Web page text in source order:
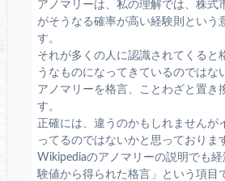
アノマリーは、私の理解では、株式
がそうなる確率が高い経験則という
す。
それが多くの人に認識されてくると
うなものになってきているのではな
アノマリーを格言、ことわざと置き
す。
正確には、違うのかもしれませんが
ってるのではないかと思っておりま
Wikipediaのアノマリーの説明でも
験値から得られた格言」という項目